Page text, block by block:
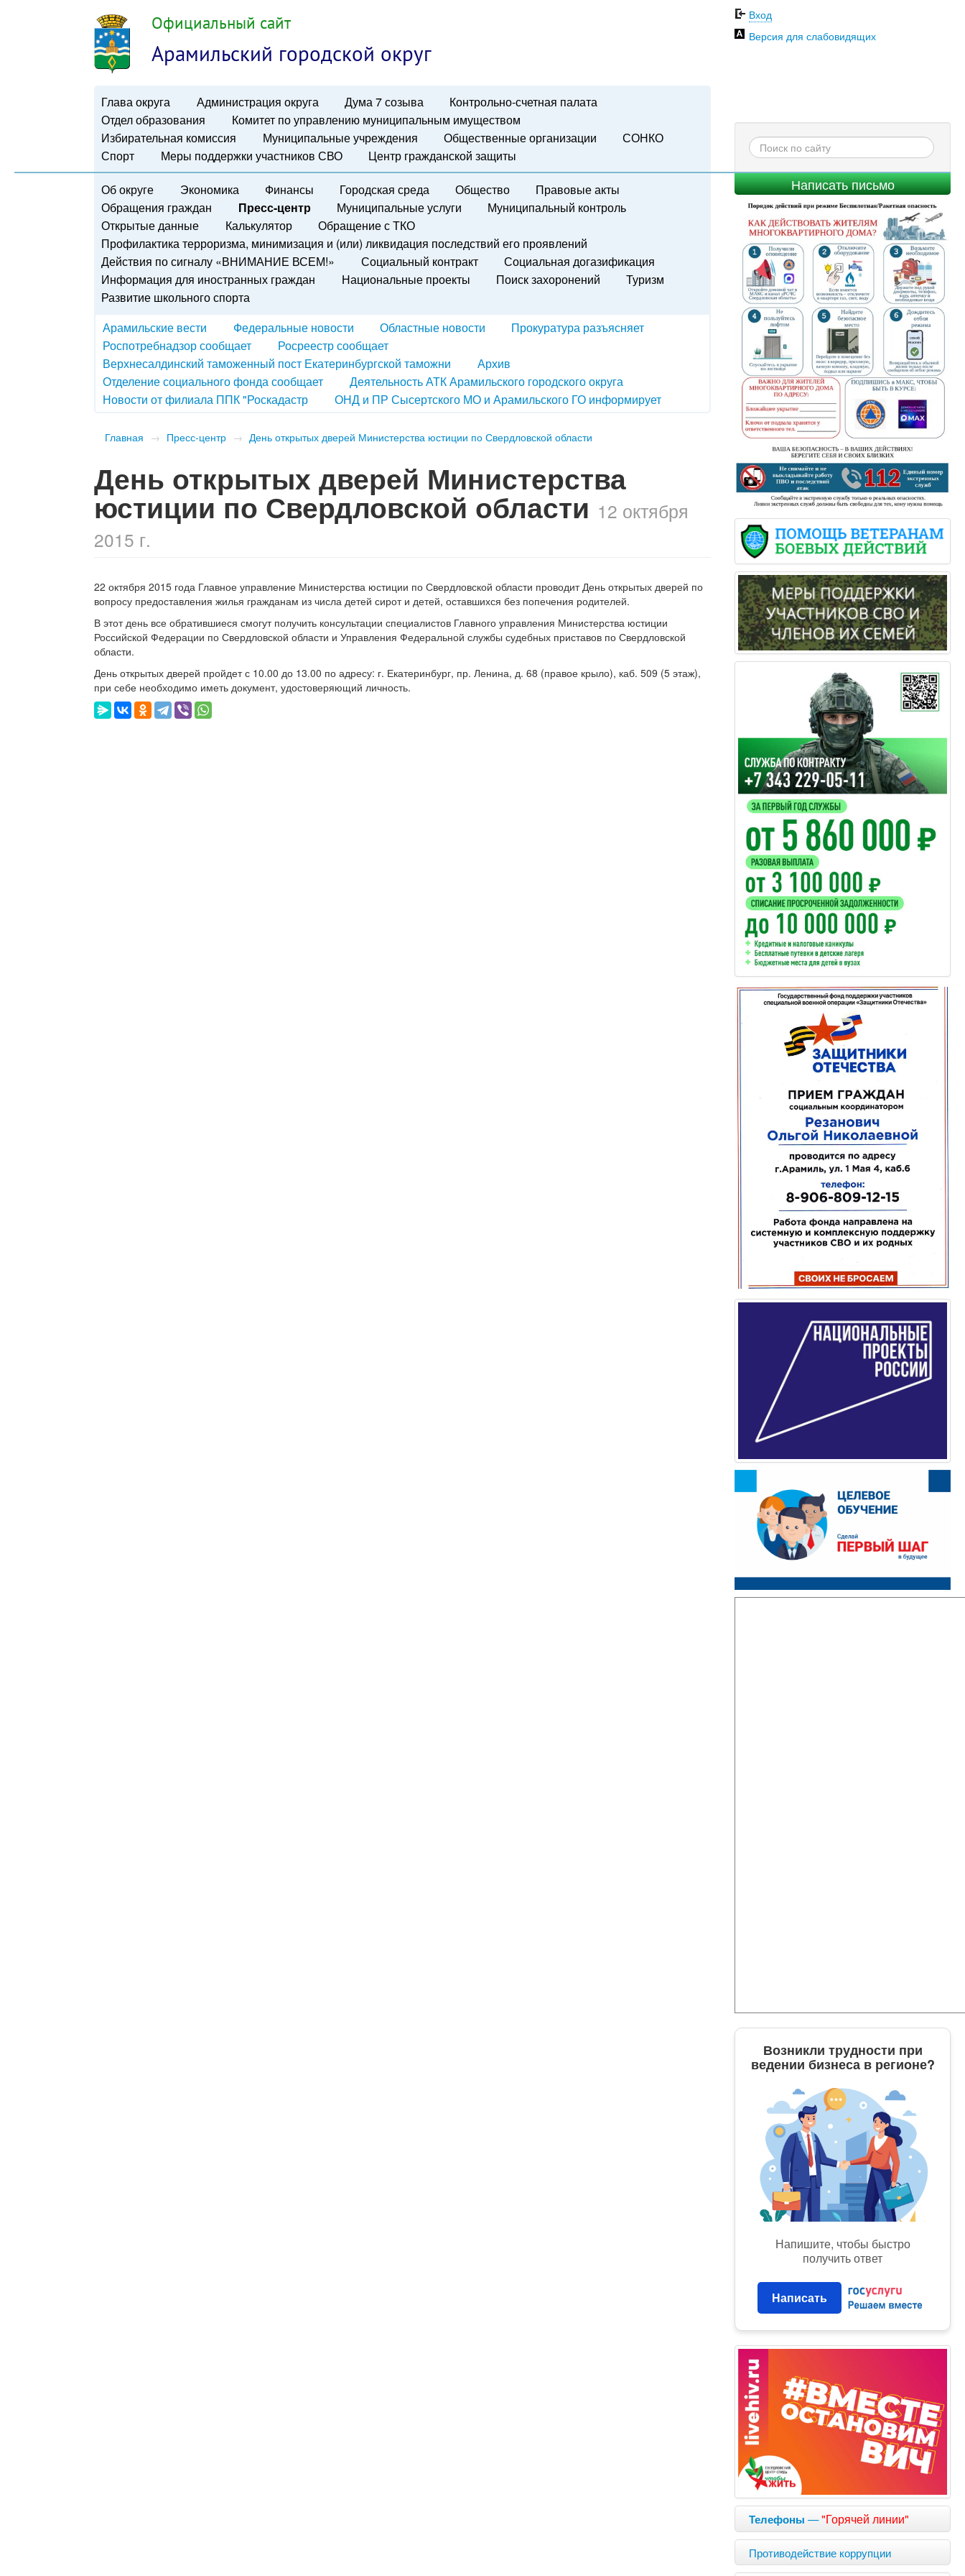
Официальный сайт
Арамильский городской округ
Глава округа Администрация округа Дума 7 созыва
Контрольно-счетная палата
Отдел образования
Комитет по управлению муниципальным имуществом
Избирательная комиссия
Муниципальные учреждения Общественные организации
СОНКО
Спорт
Меры поддержки участников СВО Центр гражданской защиты
Вход
Версия для слабовидящих
Написать письмо
Об округе Экономика Финансы Городская среда Общество
Правовые акты
Обращения граждан
Пресс-центр Муниципальные услуги
Муниципальный контроль
Открытые данные
Калькулятор
Обращение с ТКО
Профилактика терроризма, минимизация и (или) ликвидация последствий его проявлений
Действия по сигналу «ВНИМАНИЕ ВСЕМ!»
Социальный контракт
Социальная догазификация
Информация для иностранных граждан
Национальные проекты Поиск захоронений
Туризм
Развитие школьного спорта
Арамильские вести
Федеральные новости Областные новости
Прокуратура разъясняет
Роспотребнадзор сообщает
Росреестр сообщает
Верхнесалдинский таможенный пост Екатеринбургской таможни
Архив
Отделение социального фонда сообщает
Деятельность АТК Арамильского городского округа
Новости от филиала ППК "Роскадастр
ОНД и ПР Сысертского МО и Арамильского ГО информирует
Главная → Пресс-центр → День открытых дверей Министерства юстиции по Свердловской области
День открытых дверей Министерства
юстиции по Свердловской области 12 октября
2015 г.
22 октября 2015 года Главное управление Министерства юстиции по Свердловской области проводит День открытых дверей по
вопросу предоставления жилья гражданам из числа детей сирот и детей, оставшихся без попечения родителей.
В этот день все обратившиеся смогут получить консультации специалистов Главного управления Министерства юстиции
Российской Федерации по Свердловской области и Управления Федеральной службы судебных приставов по Свердловской
области.
День открытых дверей пройдет с 10.00 до 13.00 по адресу: г. Екатеринбург, пр. Ленина, д. 68 (правое крыло), каб. 509 (5 этаж),
при себе необходимо иметь документ, удостоверяющий личность.
Возникли трудности при
ведении бизнеса в регионе?
Напишите, чтобы быстро
получить ответ
Написать
Телефоны —"Горячей линии"
Противодействие коррупции